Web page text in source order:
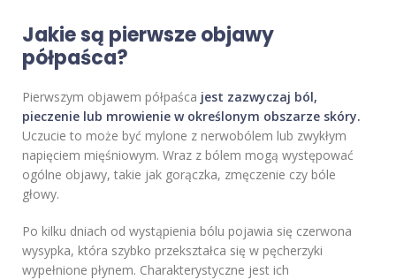
Jakie są pierwsze objawy
półpaśca?
Pierwszym objawem półpaśca jest zazwyczaj ból,
pieczenie lub mrowienie w określonym obszarze skóry.
Uczucie to może być mylone z nerwobólem lub zwykłym
napięciem mięśniowym. Wraz z bólem mogą występować
ogólne objawy, takie jak gorączka, zmęczenie czy bóle
głowy.
Po kilku dniach od wystąpienia bólu pojawia się czerwona
wysypka, która szybko przekształca się w pęcherzyki
wypełnione płynem. Charakterystyczne jest ich